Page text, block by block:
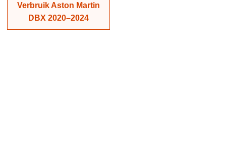
Verbruik Aston Martin
DBX 2020–2024